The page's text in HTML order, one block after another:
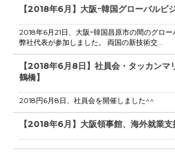
【2018年6月】大阪ｰ韓国グローバルビ
2018年6月21日、大阪ｰ韓国昌原市の間のグロ
弊社代表が参加しました。 両国の新技術交...
【2018年6月8日】社員会・タッカンマ
鶴橋】
2018円6月8日、社員会を開催しました^^
【2018年6月】大阪領事館、海外就業